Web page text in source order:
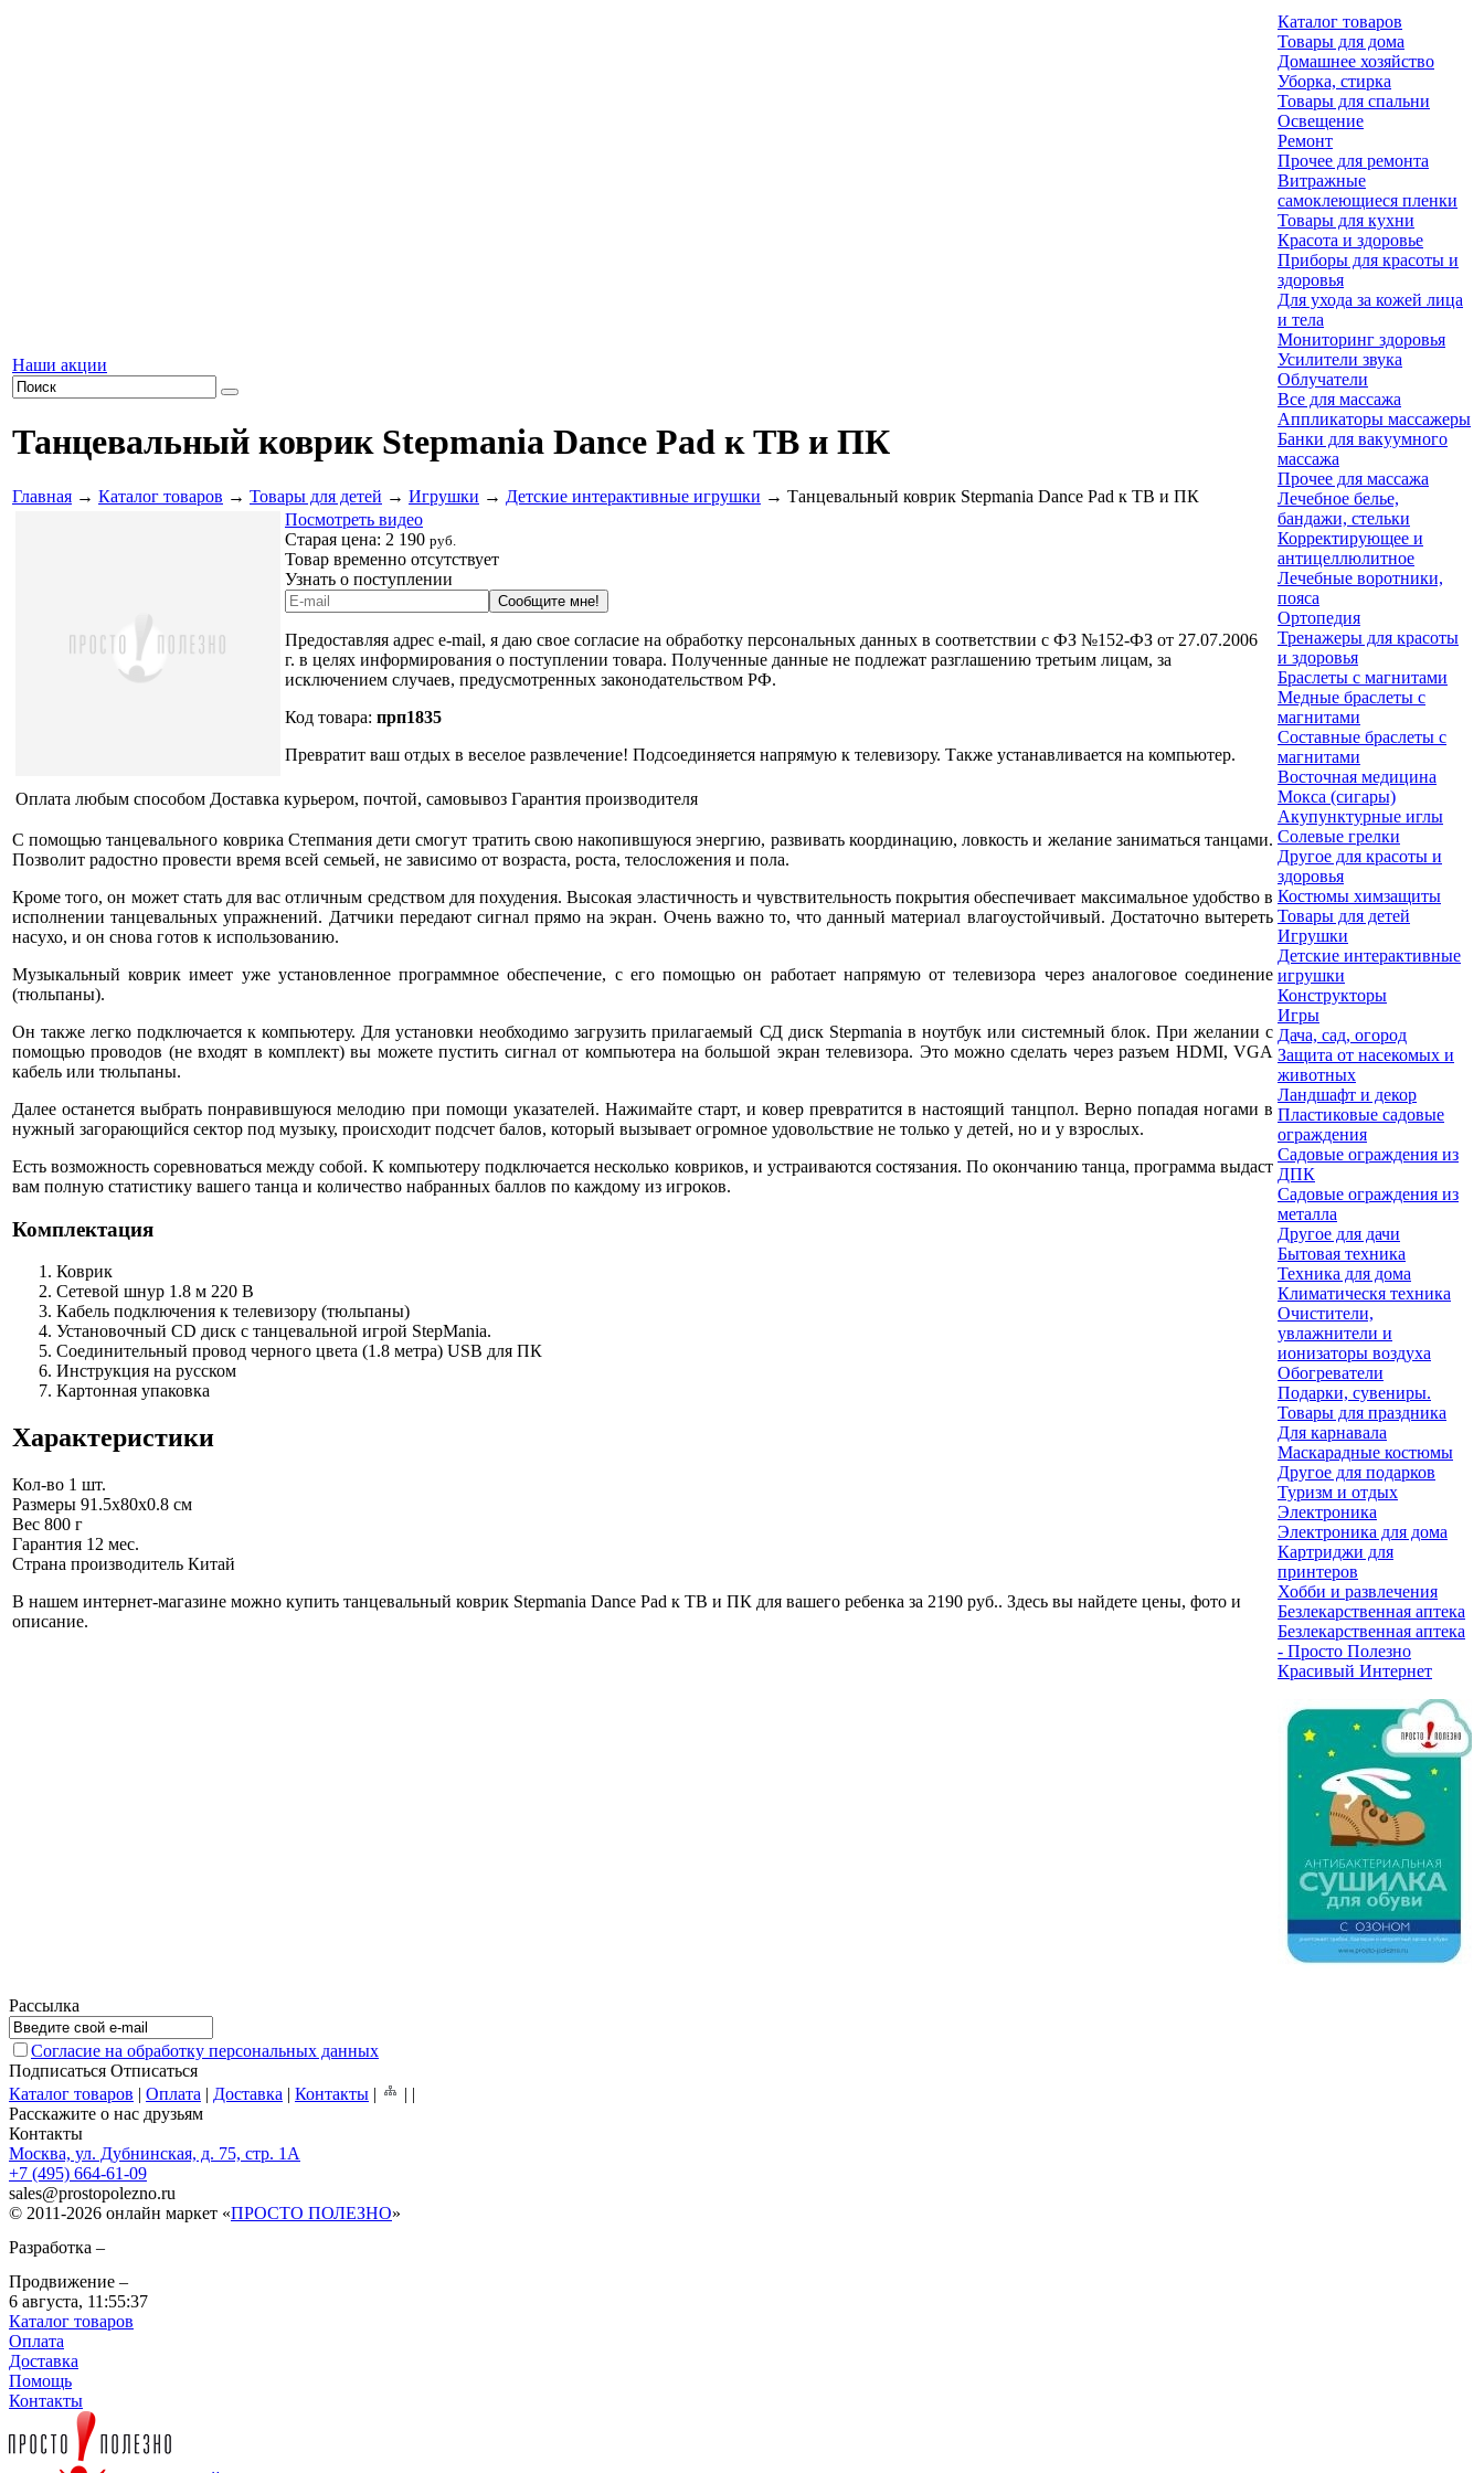
Наши акции
Танцевальный коврик Stepmania Dance Pad к ТВ и ПК
Главная → Каталог товаров → Товары для детей → Игрушки → Детские интерактивные игрушки → Танцевальный коврик Stepmania Dance Pad к ТВ и ПК
Посмотреть видео
Старая цена: 2 190 руб.
Товар временно отсутствует
Узнать о поступлении
Сообщите мне!
Предоставляя адрес e-mail, я даю свое согласие на обработку персональных данных в соответствии с ФЗ №152-ФЗ от 27.07.2006
г. в целях информирования о поступлении товара. Полученные данные не подлежат разглашению третьим лицам, за
исключением случаев, предусмотренных законодательством РФ.
Код товара: прп1835
Превратит ваш отдых в веселое развлечение! Подсоединяется напрямую к телевизору. Также устанавливается на компьютер.
Оплата любым способом Доставка курьером, почтой, самовывоз Гарантия производителя
С помощью танцевального коврика Степмания дети смогут тратить свою накопившуюся энергию, развивать координацию, ловкость и желание заниматься танцами.
Позволит радостно провести время всей семьей, не зависимо от возраста, роста, телосложения и пола.
Кроме того, он может стать для вас отличным средством для похудения. Высокая эластичность и чувствительность покрытия обеспечивает максимальное удобство в
исполнении танцевальных упражнений. Датчики передают сигнал прямо на экран. Очень важно то, что данный материал влагоустойчивый. Достаточно вытереть
насухо, и он снова готов к использованию.
Музыкальный коврик имеет уже установленное программное обеспечение, с его помощью он работает напрямую от телевизора через аналоговое соединение
(тюльпаны).
Он также легко подключается к компьютеру. Для установки необходимо загрузить прилагаемый СД диск Stepmania в ноутбук или системный блок. При желании с
помощью проводов (не входят в комплект) вы можете пустить сигнал от компьютера на большой экран телевизора. Это можно сделать через разъем HDMI, VGA
кабель или тюльпаны.
Далее останется выбрать понравившуюся мелодию при помощи указателей. Нажимайте старт, и ковер превратится в настоящий танцпол. Верно попадая ногами в
нужный загорающийся сектор под музыку, происходит подсчет балов, который вызывает огромное удовольствие не только у детей, но и у взрослых.
Есть возможность соревноваться между собой. К компьютеру подключается несколько ковриков, и устраиваются состязания. По окончанию танца, программа выдаст
вам полную статистику вашего танца и количество набранных баллов по каждому из игроков.
Комплектация
Коврик
Сетевой шнур 1.8 м 220 В
Кабель подключения к телевизору (тюльпаны)
Установочный CD диск с танцевальной игрой StepMania.
Соединительный провод черного цвета (1.8 метра) USB для ПК
Инструкция на русском
Картонная упаковка
Характеристики
Кол-во 1 шт.
Размеры 91.5x80x0.8 см
Вес 800 г
Гарантия 12 мес.
Страна производитель Китай
В нашем интернет-магазине можно купить танцевальный коврик Stepmania Dance Pad к ТВ и ПК для вашего ребенка за 2190 руб.. Здесь вы найдете цены, фото и
описание.
Каталог товаров
Товары для дома
Домашнее хозяйство
Уборка, стирка
Товары для спальни
Освещение
Ремонт
Прочее для ремонта
Витражные
самоклеющиеся пленки
Товары для кухни
Красота и здоровье
Приборы для красоты и
здоровья
Для ухода за кожей лица
и тела
Мониторинг здоровья
Усилители звука
Облучатели
Все для массажа
Аппликаторы массажеры
Банки для вакуумного
массажа
Прочее для массажа
Лечебное белье,
бандажи, стельки
Корректирующее и
антицеллюлитное
Лечебные воротники,
пояса
Ортопедия
Тренажеры для красоты
и здоровья
Браслеты с магнитами
Медные браслеты с
магнитами
Составные браслеты с
магнитами
Восточная медицина
Мокса (сигары)
Акупунктурные иглы
Солевые грелки
Другое для красоты и
здоровья
Костюмы химзащиты
Товары для детей
Игрушки
Детские интерактивные
игрушки
Конструкторы
Игры
Дача, сад, огород
Защита от насекомых и
животных
Ландшафт и декор
Пластиковые садовые
ограждения
Садовые ограждения из
ДПК
Садовые ограждения из
металла
Другое для дачи
Бытовая техника
Техника для дома
Климатическя техника
Очистители,
увлажнители и
ионизаторы воздуха
Обогреватели
Подарки, сувениры.
Товары для праздника
Для карнавала
Маскарадные костюмы
Другое для подарков
Туризм и отдых
Электроника
Электроника для дома
Картриджи для
принтеров
Хобби и развлечения
Безлекарственная аптека
Безлекарственная аптека
- Просто Полезно
Красивый Интернет
Рассылка
Согласие на обработку персональных данных
Подписаться Отписаться
Каталог товаров | Оплата | Доставка | Контакты | | |
Расскажите о нас друзьям
Контакты
Москва, ул. Дубнинская, д. 75, стр. 1А
+7 (495) 664-61-09
sales@prostopolezno.ru
© 2011-2026 онлайн маркет «ПРОСТО ПОЛЕЗНО»
Разработка –
Продвижение –
6 августа, 11:55:37
Каталог товаров
Оплата
Доставка
Помощь
Контакты